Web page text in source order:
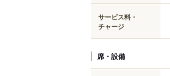
サービス料・
チャージ
席・設備